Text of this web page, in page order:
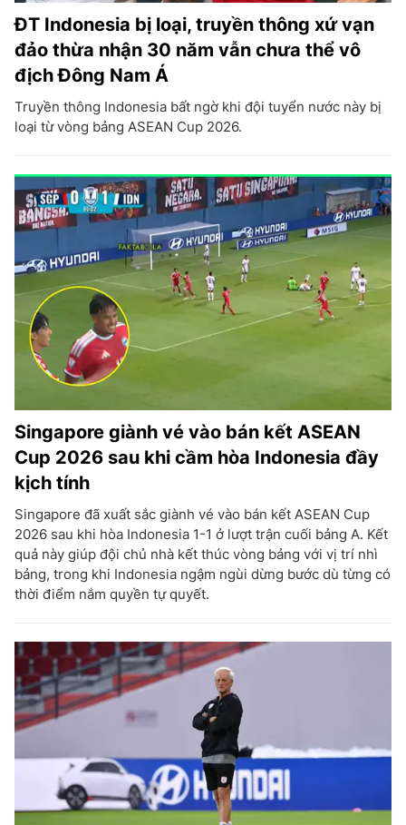
ĐT Indonesia bị loại, truyền thông xứ vạn
đảo thừa nhận 30 năm vẫn chưa thể vô
địch Đông Nam Á
Truyền thông Indonesia bất ngờ khi đội tuyển nước này bị
loại từ vòng bảng ASEAN Cup 2026.
Singapore giành vé vào bán kết ASEAN
Cup 2026 sau khi cầm hòa Indonesia đầy
kịch tính
Singapore đã xuất sắc giành vé vào bán kết ASEAN Cup
2026 sau khi hòa Indonesia 1-1 ở lượt trận cuối bảng A. Kết
quả này giúp đội chủ nhà kết thúc vòng bảng với vị trí nhì
bảng, trong khi Indonesia ngậm ngùi dừng bước dù từng có
thời điểm nắm quyền tự quyết.